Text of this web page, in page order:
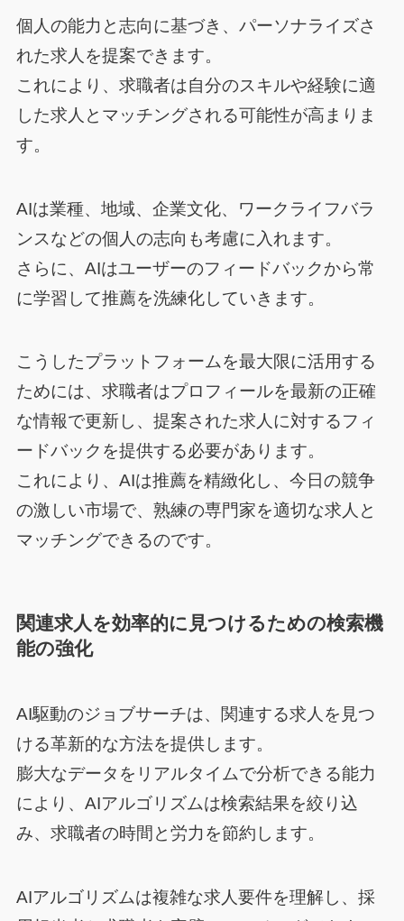
個人の能力と志向に基づき、パーソナライズさ
れた求人を提案できます。
これにより、求職者は自分のスキルや経験に適
した求人とマッチングされる可能性が高まりま
す。
AIは業種、地域、企業文化、ワークライフバラ
ンスなどの個人の志向も考慮に入れます。
さらに、AIはユーザーのフィードバックから常
に学習して推薦を洗練化していきます。
こうしたプラットフォームを最大限に活用する
ためには、求職者はプロフィールを最新の正確
な情報で更新し、提案された求人に対するフィ
ードバックを提供する必要があります。
これにより、AIは推薦を精緻化し、今日の競争
の激しい市場で、熟練の専門家を適切な求人と
マッチングできるのです。
関連求人を効率的に見つけるための検索機
能の強化
AI駆動のジョブサーチは、関連する求人を見つ
ける革新的な方法を提供します。
膨大なデータをリアルタイムで分析できる能力
により、AIアルゴリズムは検索結果を絞り込
み、求職者の時間と労力を節約します。
AIアルゴリズムは複雑な求人要件を理解し、採